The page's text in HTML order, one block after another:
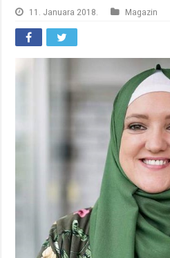
11. Januara 2018. Magazin